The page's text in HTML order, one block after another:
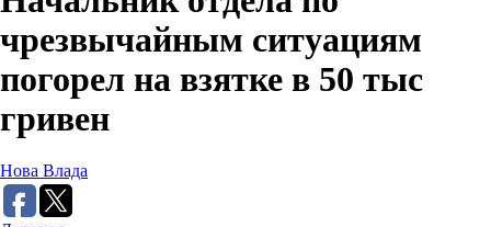
чрезвычайным ситуациям
погорел на взятке в 50 тыс
гривен
Нова Влада